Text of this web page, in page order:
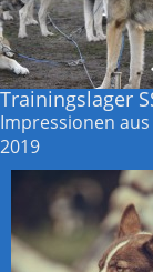
Trainingslager
Impressionen
2019